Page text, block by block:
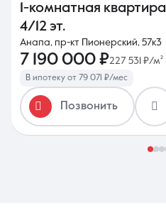
1-комнатная квартира
4/12 эт.
Анапа, пр-кт Пионерский, 57к3
7 190 000 ₽227 531 ₽/м²
В ипотеку от 79 071 ₽/мес
Позвонить